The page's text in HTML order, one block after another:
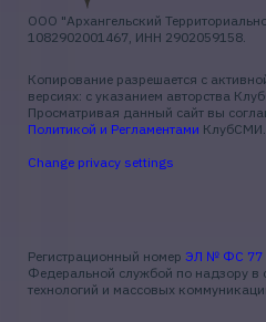
ООО "Архангельский
1082902001467, ИНН 2902059158.
Копирование разрешается с
версиях: с указанием авторства
Просматривая данный сайт вы
Политикой и Регламентами КлубСМИ.
Change privacy settings
Регистрационный номер ЭЛ № ФС 77
Федеральной службой по надзору
технологий и массовых